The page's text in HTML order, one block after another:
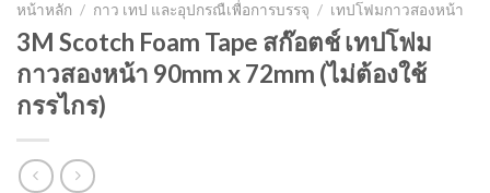
หน้าหลัก / กาว เทป และอุปกรณืเพื่อการบรรจุ / เทปโฟมกาวสองหน้า
3M Scotch Foam Tape สก๊อตช์ เทปโฟม
กาวสองหน้า 90mm x 72mm (ไม่ต้องใช้
กรรไกร)